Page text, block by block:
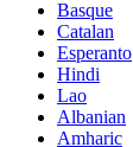
Basque
Catalan
Esperanto
Hindi
Lao
Albanian
Amharic